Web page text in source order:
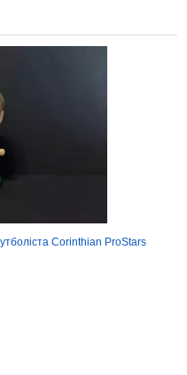
Corinthian ProStars